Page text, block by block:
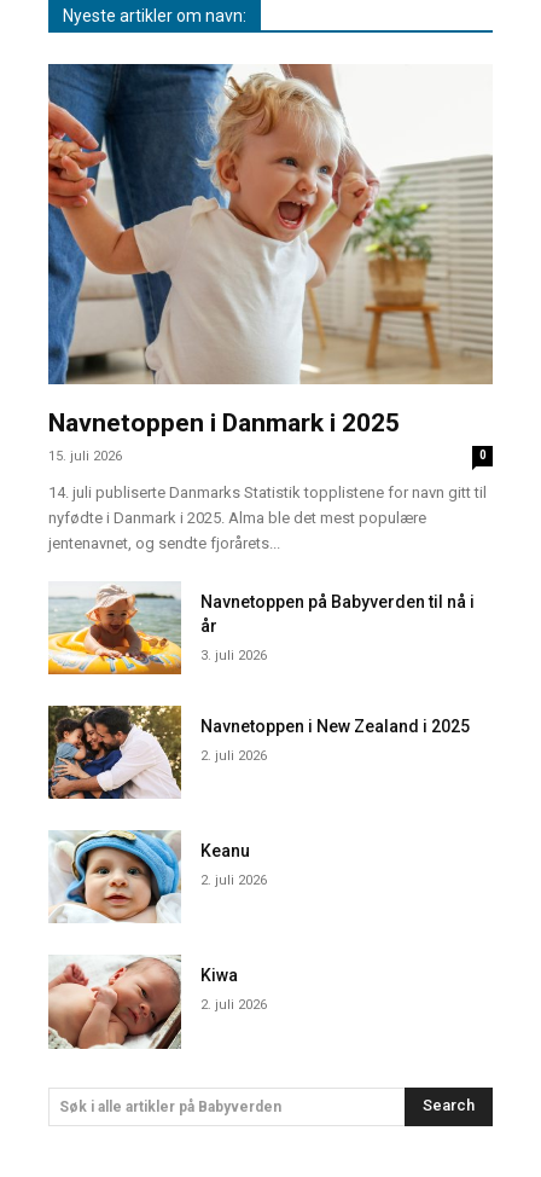
Nyeste artikler om navn:
Navnetoppen i Danmark i 2025
15. juli 2026 0
14. juli publiserte Danmarks Statistik topplistene for navn gitt til
nyfødte i Danmark i 2025. Alma ble det mest populære
jentenavnet, og sendte fjorårets...
Navnetoppen på Babyverden til nå i
år
3. juli 2026
Navnetoppen i New Zealand i 2025
2. juli 2026
Keanu
2. juli 2026
Kiwa
2. juli 2026
Søk i alle artikler på Babyverden Search